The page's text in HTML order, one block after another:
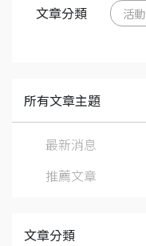
文章分類 活動
所有文章主題
最新消息
推薦文章
文章分類